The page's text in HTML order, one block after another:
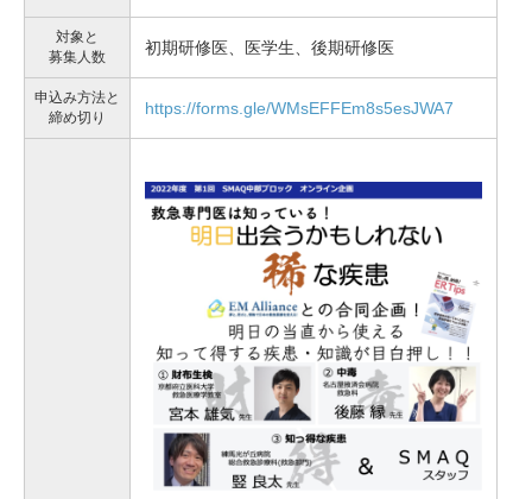
対象と
募集人数
初期研修医、医学生、後期研修医
申込み方法と
締め切り
https://forms.gle/WMsEFFEm8s5esJWA7